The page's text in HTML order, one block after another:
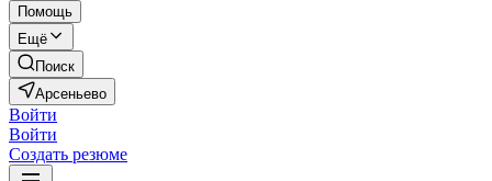
Помощь
Ещё
Поиск
Арсеньево
Войти
Войти
Создать резюме